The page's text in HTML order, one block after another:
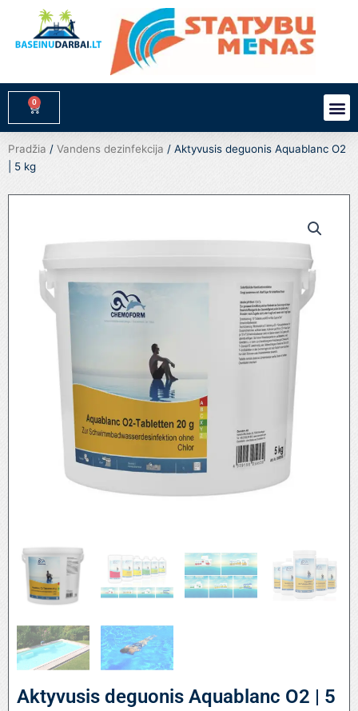
turinio
0
Cart
Pradžia / Vandens dezinfekcija / Aktyvusis deguonis Aquablanc O2
| 5 kg
Aktyvusis deguonis Aquablanc O2 | 5